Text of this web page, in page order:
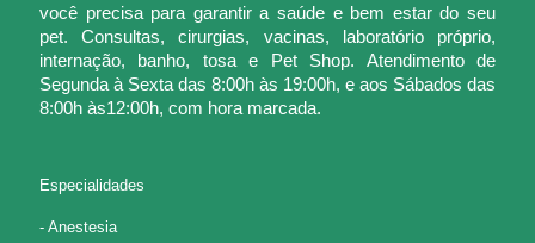
você precisa para garantir a saúde e bem estar do seu
pet. Consultas, cirurgias, vacinas, laboratório próprio,
internação, banho, tosa e Pet Shop. Atendimento de
Segunda à Sexta das 8:00h às 19:00h, e aos Sábados das
8:00h às12:00h, com hora marcada.
Especialidades
- Anestesia